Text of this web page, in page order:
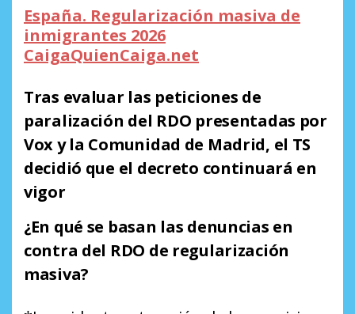
España. Regularización masiva de
inmigrantes 2026
CaigaQuienCaiga.net
Tras evaluar las peticiones de
paralización del RDO presentadas por
Vox y la Comunidad de Madrid, el TS
decidió que el decreto continuará en
vigor
¿En qué se basan las denuncias en
contra del RDO de regularización
masiva?